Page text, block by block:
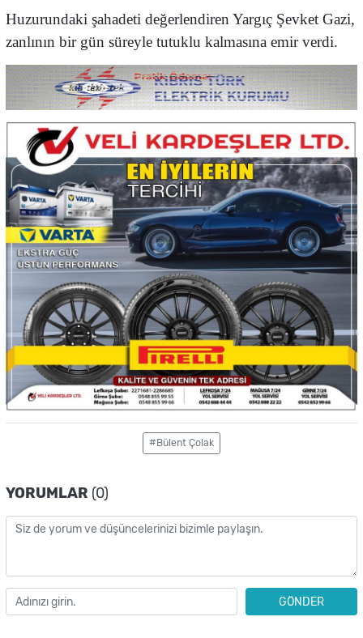
Huzurundaki şahadeti değerlendiren Yargıç Şevket Gazi,
zanlının bir gün süreyle tutuklu kalmasına emir verdi.
#Bülent Çolak
YORUMLAR (0)
GÖNDER